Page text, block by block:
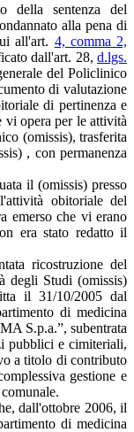
della sentenza del
alla pena di
all'art. 4, comma 2,
dall'art. 28, d.lgs.
del Policlinico
di valutazione
di pertinenza e
vi opera per le attività
(omissis), trasferita
, con permanenza
il (omissis) presso
obitoriale del
emerso che vi erano
era stato redatto il
ricostruzione del
degli Studi (omissis)
il 31/10/2005 dal
di medicina
S.p.a.”, subentrata
pubblici e cimiteriali,
a titolo di contributo
gestione e
dall'ottobre 2006, il
di medicina